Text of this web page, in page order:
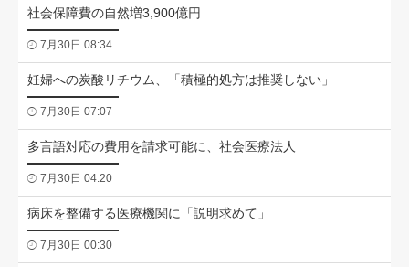
社会保障費の自然増3,900億円
7月30日 08:34
妊婦への炭酸リチウム、「積極的処方は推奨しない」
7月30日 07:07
多言語対応の費用を請求可能に、社会医療法人
7月30日 04:20
病床を整備する医療機関に「説明求めて」
7月30日 00:30